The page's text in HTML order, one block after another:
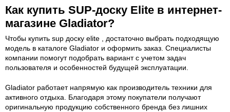
Как купить SUP-доску Elite в интернет-
магазине Gladiator?
Чтобы купить sup доску elite , достаточно выбрать подходящую
модель в каталоге Gladiator и оформить заказ. Специалисты
компании помогут подобрать вариант с учетом задач
пользователя и особенностей будущей эксплуатации.
Gladiator работает напрямую как производитель техники для
активного отдыха. Благодаря этому покупатели получают
оригинальную продукцию собственного бренда без лишних